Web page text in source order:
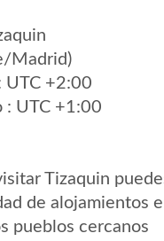
Madrid)
UTC +2:00
: UTC +1:00
Tizaquin
de alojamientos
pueblos cercanos